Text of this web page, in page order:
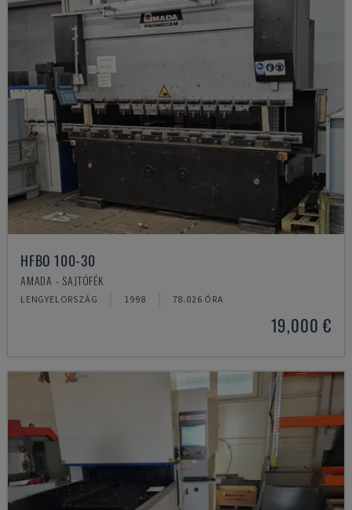
HFBO 100-30
AMADA - SAJTÓFÉK
LENGYELORSZÁG 1998 78.026 ÓRA
19,000 €